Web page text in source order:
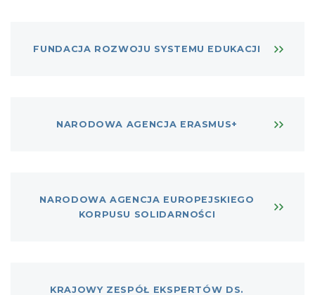
FUNDACJA ROZWOJU SYSTEMU EDUKACJI
NARODOWA AGENCJA ERASMUS+
NARODOWA AGENCJA EUROPEJSKIEGO
KORPUSU SOLIDARNOŚCI
KRAJOWY ZESPÓŁ EKSPERTÓW DS.